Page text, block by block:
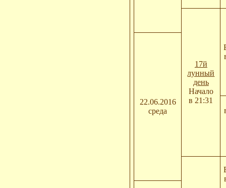
17й
лунный
день
Начало
в 21:31
22.06.2016
среда